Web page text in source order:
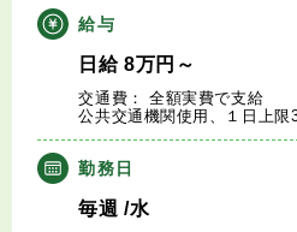
データで見る医師の平均年収
医師に役立つ取材記事
大学医局紹介
給与
日給8万円 ～
交通費： 全額実費で支給
公共交通機関使用、１日上限
勤務日
毎週 /水